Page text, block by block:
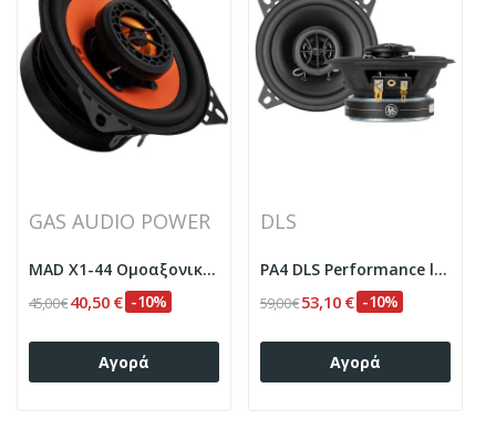
GAS AUDIO POWER
MAD X1-44 Ομοαξονικά ηχεία αυτοκινήτου 4" 100 W...
45,00 €40,50 € -10%
Αγορά
DLS
PA4 DLS Performance loudspeaker set 10 cm 2-way...
59,00 €53,10 € -10%
Αγορά